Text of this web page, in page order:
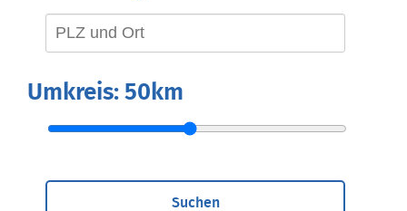
Umkreis: 50km
Suchen